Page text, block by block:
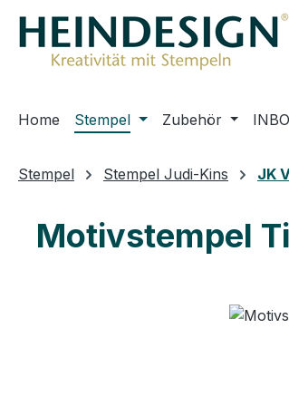
Hauptinhalt springen
Zur Suche springen
Zur Hauptnavigation springen
Home Stempel Zubehör
Stempel Stempel Judi-Kins JK
Motivstempel